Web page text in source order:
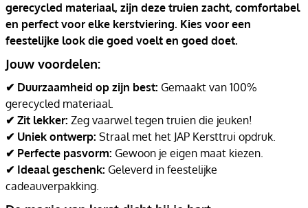
gerecycled materiaal, zijn deze truien zacht, comfortabel
en perfect voor elke kerstviering. Kies voor een
feestelijke look die goed voelt en goed doet.
Jouw voordelen:
✔ Duurzaamheid op zijn best: Gemaakt van 100%
gerecycled materiaal.
✔ Zit lekker: Zeg vaarwel tegen truien die jeuken!
✔ Uniek ontwerp: Straal met het JAP Kersttrui opdruk.
✔ Perfecte pasvorm: Gewoon je eigen maat kiezen.
✔ Ideaal geschenk: Geleverd in feestelijke
cadeauverpakking.